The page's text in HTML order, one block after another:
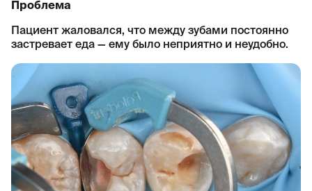
Проблема
Пациент жаловался, что между зубами постоянно
застревает еда — ему было неприятно и неудобно.